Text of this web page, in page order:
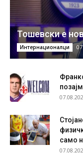
Тошевски е
Интернационалци
само